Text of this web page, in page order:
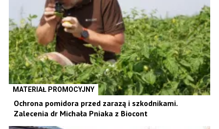
MATERIAŁ PROMOCYJNY
Ochrona pomidora przed zarazą i szkodnikami.
Zalecenia dr Michała Pniaka z Biocont